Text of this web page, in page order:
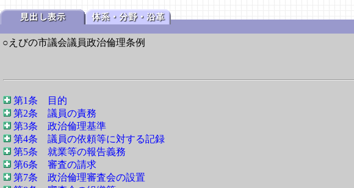
○えびの市議会議員政治倫理条例
第1条 目的
第2条 議員の責務
第3条 政治倫理基準
第4条 議員の依頼等に対する記録
第5条 就業等の報告義務
第6条 審査の請求
第7条 政治倫理審査会の設置